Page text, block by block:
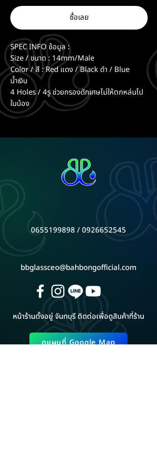
ซื้อเลย
SPEC INFO ช้อมูล :
Size / ขนาด : 14mm/Male
Color / สี : Red แดง / Black ดำ / Blue
น้ำเงิน
4 Holes / 4รู ช่วยกรองดักเศษไม่ให้ตกหล่นไป
ในบ้อง
0655199898 / 0926652545
bbglassceo@bahbongofficial.com
หน้าร้านตั้งอยู่ จันทบุรี ติดต่อเพื่อดูสินค้าที่ร้าน
ดูแผนที่ Google Map